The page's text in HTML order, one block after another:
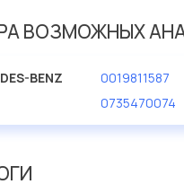
сертифицированные
ВОЗМОЖНЫХ
BENZ 0019811587
0735470074